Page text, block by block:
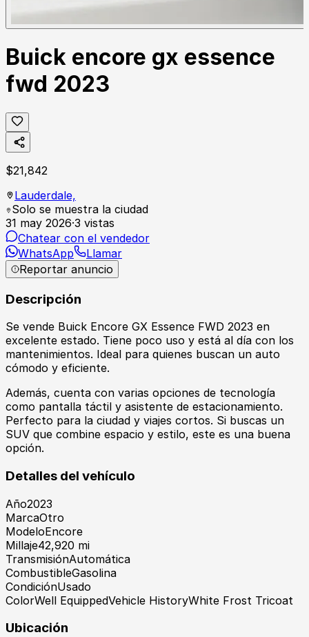
Buick encore gx essence
fwd 2023
$21,842
Lauderdale,
Solo se muestra la ciudad
31 may 2026·3 vistas
Chatear con el vendedor
WhatsApp
Llamar
Reportar anuncio
Descripción
Se vende Buick Encore GX Essence FWD 2023 en
excelente estado. Tiene poco uso y está al día con los
mantenimientos. Ideal para quienes buscan un auto
cómodo y eficiente.
Además, cuenta con varias opciones de tecnología
como pantalla táctil y asistente de estacionamiento.
Perfecto para la ciudad y viajes cortos. Si buscas un
SUV que combine espacio y estilo, este es una buena
opción.
Detalles del vehículo
Año2023
MarcaOtro
ModeloEncore
Millaje42,920 mi
TransmisiónAutomática
CombustibleGasolina
CondiciónUsado
ColorWell EquippedVehicle HistoryWhite Frost Tricoat
Ubicación